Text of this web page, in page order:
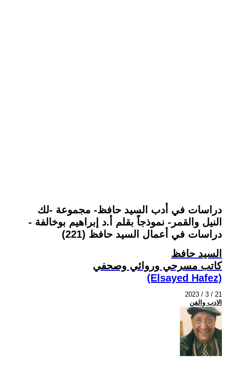
دراسات في أدب السيد حافظ- مجموعة -لك
النيل والقمر- نموذجاً بقلم أ.د إبراهيم بوخالفة -
دراسات في أعمال السيد حافظ (221)
السيد حافظ
كاتب مسرحي وروائي وصحفي
(Elsayed Hafez)
2023 / 3 / 21
الادب والفن